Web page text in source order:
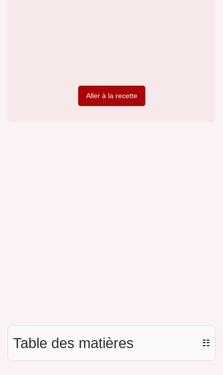
Aller à la recette
Table des matières ☷